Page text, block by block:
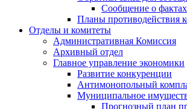
Сообщение о
Планы противодействия
Отделы и комитеты
Административная Комиссия
Архивный отдел
Главное управление экономики
Развитие конкуренции
Антимонопольный
Муниципальное
Прогнозный план